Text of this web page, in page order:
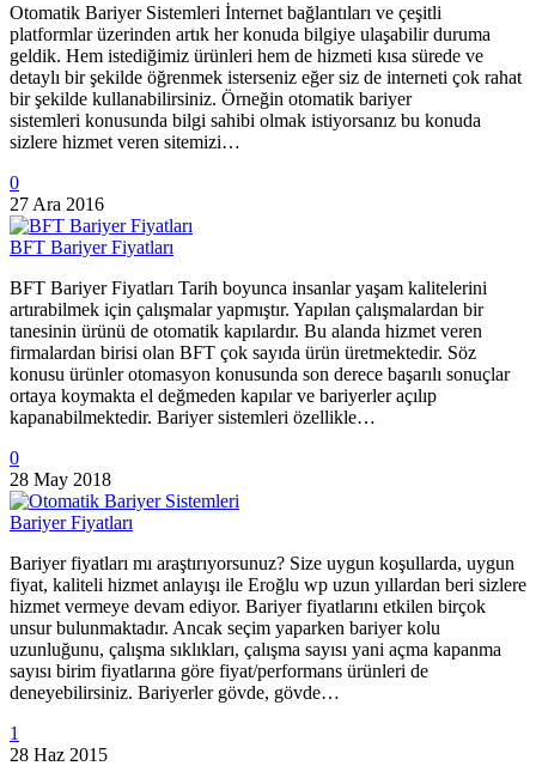
Otomatik Bariyer Sistemleri İnternet bağlantıları ve çeşitli
platformlar üzerinden artık her konuda bilgiye ulaşabilir duruma
geldik. Hem istediğimiz ürünleri hem de hizmeti kısa sürede ve
detaylı bir şekilde öğrenmek isterseniz eğer siz de interneti çok rahat
bir şekilde kullanabilirsiniz. Örneğin otomatik bariyer
sistemleri konusunda bilgi sahibi olmak istiyorsanız bu konuda
sizlere hizmet veren sitemizi…
0
27 Ara 2016
BFT Bariyer Fiyatları
BFT Bariyer Fiyatları Tarih boyunca insanlar yaşam kalitelerini
artırabilmek için çalışmalar yapmıştır. Yapılan çalışmalardan bir
tanesinin ürünü de otomatik kapılardır. Bu alanda hizmet veren
firmalardan birisi olan BFT çok sayıda ürün üretmektedir. Söz
konusu ürünler otomasyon konusunda son derece başarılı sonuçlar
ortaya koymakta el değmeden kapılar ve bariyerler açılıp
kapanabilmektedir. Bariyer sistemleri özellikle…
0
28 May 2018
Bariyer Fiyatları
Bariyer fiyatları mı araştırıyorsunuz? Size uygun koşullarda, uygun
fiyat, kaliteli hizmet anlayışı ile Eroğlu wp uzun yıllardan beri sizlere
hizmet vermeye devam ediyor. Bariyer fiyatlarını etkilen birçok
unsur bulunmaktadır. Ancak seçim yaparken bariyer kolu
uzunluğunu, çalışma sıklıkları, çalışma sayısı yani açma kapanma
sayısı birim fiyatlarına göre fiyat/performans ürünleri de
deneyebilirsiniz. Bariyerler gövde, gövde…
1
28 Haz 2015